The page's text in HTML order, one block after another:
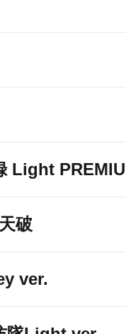
Light
破
ver.